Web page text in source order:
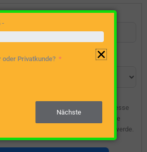
dass die angegebene E-Mail-Adresse
gespeichert wird, damit ich über diese
Preisangebots kontaktiert werde.
-
oder Privatkunde?
Nächste